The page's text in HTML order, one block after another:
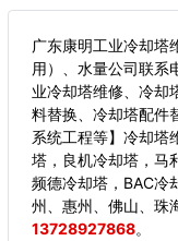
广东康明工业冷却塔
用）、水量公司联系
业冷却塔维修、冷却
料替换、冷却塔配件
系统工程等】冷却塔
塔，良机冷却塔，马
频德冷却塔，BAC冷
州、惠州、佛山、珠
13728927868。